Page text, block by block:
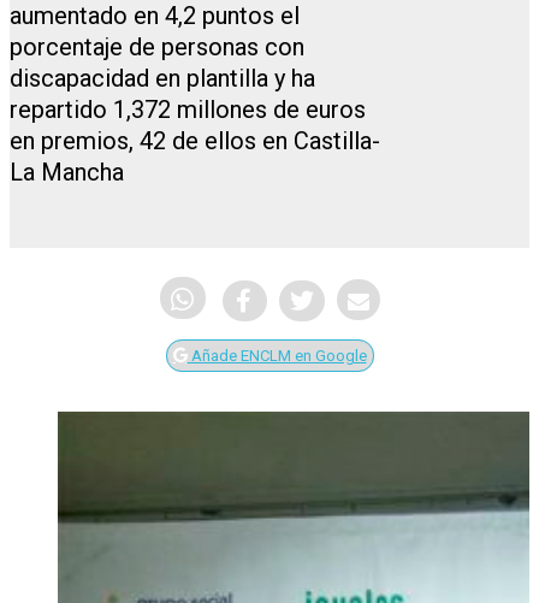
aumentado en 4,2 puntos el
porcentaje de personas con
discapacidad en plantilla y ha
repartido 1,372 millones de euros
en premios, 42 de ellos en Castilla-
La Mancha
Añade ENCLM en Google